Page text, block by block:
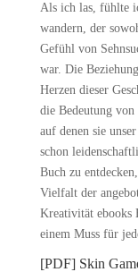
Als ich las, fühlte
wandern, der
Gefühl von
war. Die
Herzen dieser
die Bedeutung von
auf denen sie
schon
Buch zu
Vielfalt der
Kreativität ebooks
einem Muss für
[PDF] Skin